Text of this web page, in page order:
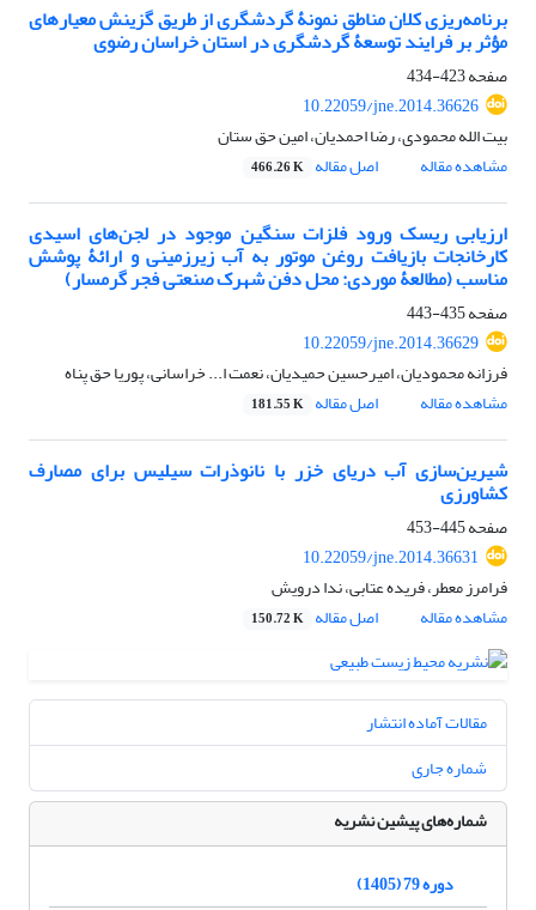
برنامه‌ریزی کلان مناطق نمونۀ گردشگری از طریق گزینش معیارهای
مؤثر بر فرایند توسعۀ گردشگری در استان خراسان رضوی
صفحه423-434
10.22059/jne.2014.36626
بیت الله محمودی، رضا احمدیان، امین حق ستان
مشاهده مقاله
اصل مقاله 466.26 K
ارزیابی ریسک ورود فلزات سنگین موجود در لجن‌های اسیدی
کارخانجات بازیافت روغن موتور به آب زیرزمینی و ارائۀ پوشش
مناسب (مطالعۀ موردی: محل دفن شهرک صنعتی فجر گرمسار)
صفحه435-443
10.22059/jne.2014.36629
فرزانه محمودیان، امیرحسین حمیدیان، نعمت ا... خراسانی، پوریا حق پناه
مشاهده مقاله
اصل مقاله 181.55 K
شیرین‌سازی آب دریای خزر با نانوذرات سیلیس برای مصارف
کشاورزی
صفحه445-453
10.22059/jne.2014.36631
فرامرز معطر، فریده عتابی، ندا درویش
مشاهده مقاله
اصل مقاله 150.72 K
مقالات آماده انتشار
شماره جاری
شماره‌های پیشین نشریه
دوره 79 (1405)